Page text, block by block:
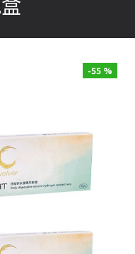
-55 %